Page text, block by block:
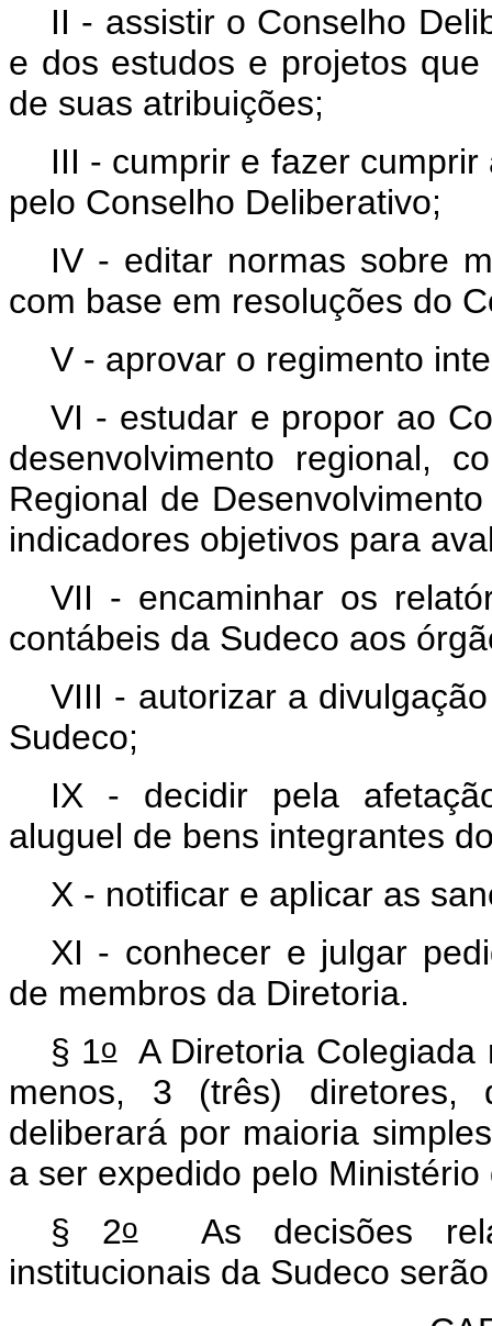
II - assistir o Conselho
e dos estudos e projetos
de suas atribuições;
III - cumprir e fazer
pelo Conselho Deliberativo;
IV - editar normas sobre
com base em resoluções do
V - aprovar o regimento
VI - estudar e propor ao
desenvolvimento regional,
Regional de
indicadores objetivos para
VII - encaminhar os
contábeis da Sudeco aos
VIII - autorizar a
Sudeco;
IX - decidir pela
aluguel de bens integrantes
X - notificar e aplicar as
XI - conhecer e julgar
de membros da Diretoria.
§ 1oA Diretoria Colegiada
menos, 3 (três) diretores,
deliberará por maioria
a ser expedido pelo
§ 2oAs decisões
institucionais da Sudeco